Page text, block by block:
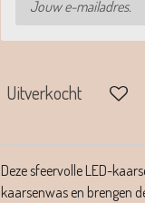
Uitverkocht
Deze sfeervolle LED-
kaarsenwas en brengen